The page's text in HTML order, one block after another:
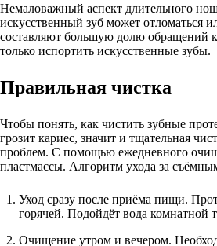
Немаловажный аспект длительного
искусственный зуб может отломаться
составляют большую долю обращений
только испортить искусственные зубы.
Правильная чистка
Чтобы понять, как чистить зубные
грозит кариес, значит и тщательная
проблем. С помощью ежедневного
пластмассы. Алгоритм ухода за
Уход сразу после приёма пищи.
горячей. Подойдёт вода комнатной
Очищение утром и вечером.